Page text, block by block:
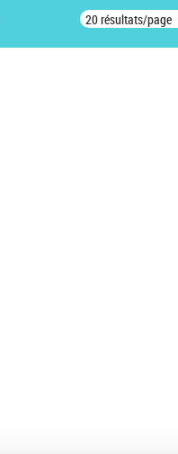
20 résultats/page